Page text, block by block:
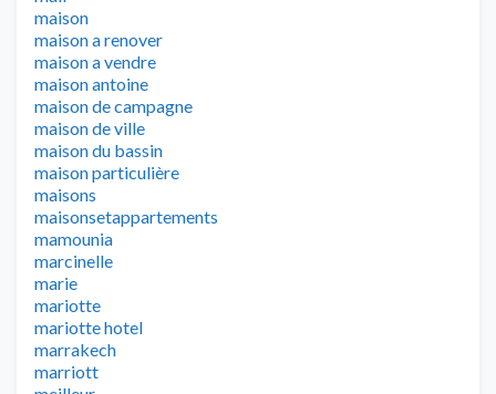
maison
maison a renover
maison a vendre
maison antoine
maison de campagne
maison de ville
maison du bassin
maison particulière
maisons
maisonsetappartements
mamounia
marcinelle
marie
mariotte
mariotte hotel
marrakech
marriott